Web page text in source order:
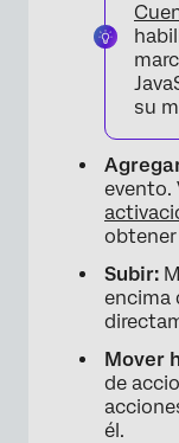
su
evento.
Subir:
encima
Mover
de
él.